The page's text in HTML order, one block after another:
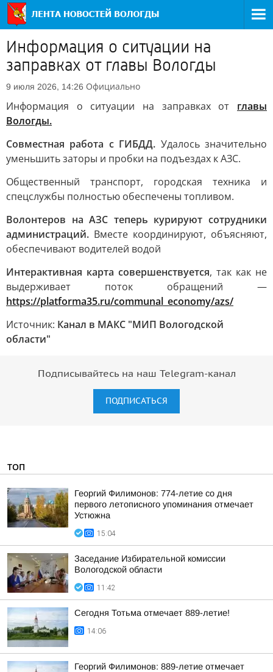
Информация о ситуации на
заправках от главы Вологды
9 июля 2026, 14:26 Официально
Информация о ситуации на заправках от главы
Вологды.
Совместная работа с ГИБДД. Удалось значительно
уменьшить заторы и пробки на подъездах к АЗС.
Общественный транспорт, городская техника и
спецслужбы полностью обеспечены топливом.
Волонтеров на АЗС теперь курируют сотрудники
администраций. Вместе координируют, объясняют,
обеспечивают водителей водой
Интерактивная карта совершенствуется, так как не
выдерживает поток обращений —
https://platforma35.ru/communal_economy/azs/
Источник: Канал в МАКС "МИП Вологодской
области"
Подписывайтесь на наш Telegram-канал
ПОДПИСАТЬСЯ
ТОП
Георгий Филимонов: 774-летие со дня
первого летописного упоминания отмечает
Устюжна
15:04
Заседание Избирательной комиссии
Вологодской области
11:42
Сегодня Тотьма отмечает 889-летие!
14:06
Георгий Филимонов: 889-летие отмечает